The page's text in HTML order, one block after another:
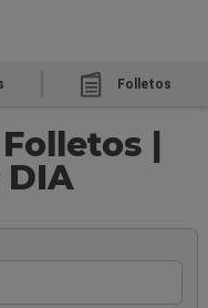
Folletos
|
DIA